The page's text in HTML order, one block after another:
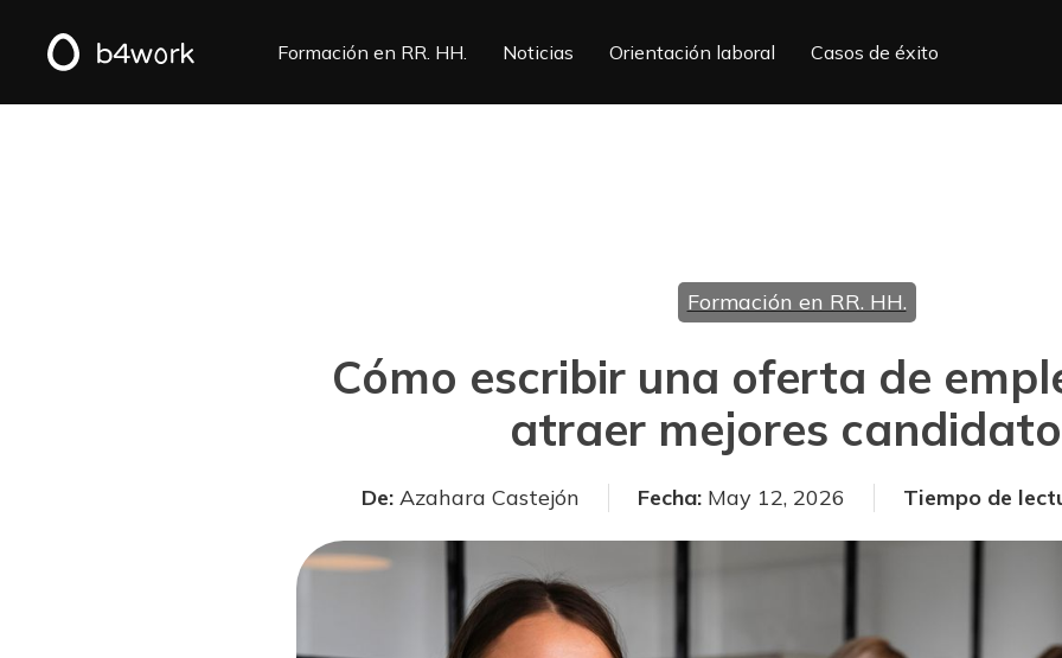
Formación en RR. HH. Noticias Orientación laboral Casos de éxito
Formación en RR. HH.
Cómo escribir una oferta de
atraer mejores
De: Azahara Castejón Fecha: May 12, 2026 Tiempo de